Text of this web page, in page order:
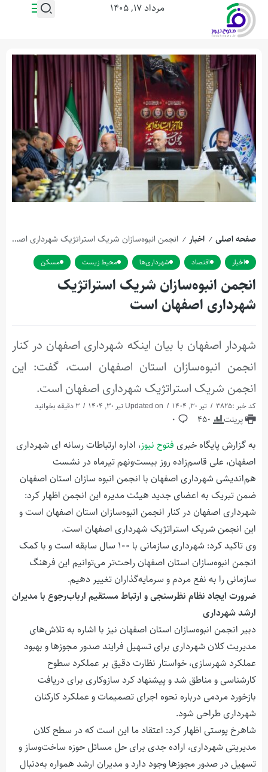
مرداد ۱۷, ۱۴۰۵
صفحه اصلی / اخبار / انجمن انبوه‌سازان شریک استراتژیک شهرداری اصفهان است
اخبار اقتصاد شهرداری‌ها محیط زیست مسکن
انجمن انبوه‌سازان شریک استراتژیک
شهرداری اصفهان است
شهردار اصفهان با بیان اینکه شهرداری اصفهان در کنار
انجمن انبوه‌سازان استان اصفهان است، گفت: این
انجمن شریک استراتژیک شهرداری اصفهان است.
کد خبر :3825 تیر 30, 1404
پرینت 450
0
به گزارش پایگاه خبری فتوح نیوز، اداره ارتباطات رسانه ای شهرداری
اصفهان، علی قاسم‌زاده روز بیست‌ونهم تیرماه در نشست
هم‌اندیشی شهرداری اصفهان با انجمن انبوه سازان استان اصفهان
ضمن تبریک به اعضای جدید هیئت مدیره این انجمن اظهار کرد:
شهرداری اصفهان در کنار انجمن انبوه‌سازان استان اصفهان است و
این انجمن شریک استراتژیک شهرداری اصفهان است.
وی تاکید کرد: شهرداری سازمانی با ۱۰۰ سال سابقه است و با کمک
انجمن انبوه‌سازان استان اصفهان راحت‌تر می‌توانیم این فرهنگ
سازمانی را به نفع مردم و سرمایه‌گذاران تغییر دهیم.
ضرورت ایجاد نظام نظرسنجی و ارتباط مستقیم ارباب‌رجوع با مدیران
ارشد شهرداری
دبیر انجمن انبوه‌سازان استان اصفهان نیز با اشاره به تلاش‌های
مدیریت کلان شهرداری برای تسهیل فرایند صدور مجوزها و بهبود
عملکرد شهرسازی، خواستار نظارت دقیق بر عملکرد سطوح
کارشناسی و مناطق شد و پیشنهاد کرد سازوکاری برای دریافت
بازخورد مردمی درباره نحوه اجرای تصمیمات و عملکرد کارکنان
شهرداری طراحی شود.
شاهرخ پوستی اظهار کرد: اعتقاد ما این است که در سطح کلان
مدیریتی شهرداری، اراده جدی برای حل مسائل حوزه ساخت‌وساز و
تسهیل در صدور مجوزها وجود دارد و مدیران ارشد همواره به‌دنبال